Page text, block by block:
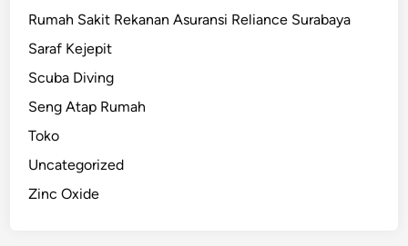
Rumah Sakit Rekanan Asuransi Reliance Surabaya
Saraf Kejepit
Scuba Diving
Seng Atap Rumah
Toko
Uncategorized
Zinc Oxide